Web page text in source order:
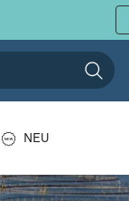
NEU